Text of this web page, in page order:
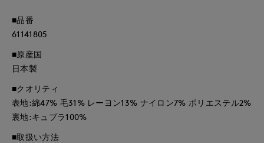
■品番
61141805
■原産国
日本製
■クオリティ
表地:綿47% 毛31% レーヨン13% ナイロン7% ポリエステル2%
裏地:キュプラ100%
■取扱い方法